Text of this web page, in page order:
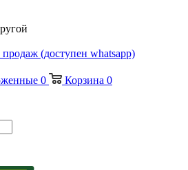
(доступен whatsapp)
0 Корзина 0